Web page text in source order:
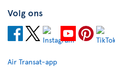
Volg ons
Air Transat-app